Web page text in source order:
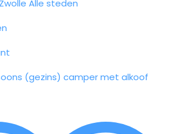
Zwolle Alle steden
(gezins) camper met alkoof